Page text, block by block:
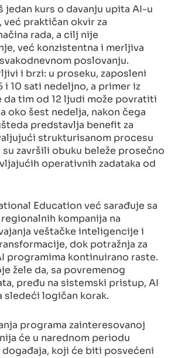
jedan kurs o davanju upita AI-u
praktičan okvir za
rada, a cilj nije
već konzistentna i merljiva
poslovanju.
i brzi: u proseku, zaposleni
i 10 sati nedeljno, a primer iz
da tim od 12 ljudi može povratiti
oko šest nedelja, nakon čega
predstavlja benefit za
strukturisanom procesu
završili obuku beleže prosečno
operativnih zadataka od
Education već sarađuje sa
kompanija na
veštačke inteligencije i
dok potražnja za
programima kontinuirano raste.
žele da, sa povremenog
pređu na sistemski pristup, AI
sledeći logičan korak.
programa zainteresovanoj
će u narednom periodu
koji će biti posvećeni